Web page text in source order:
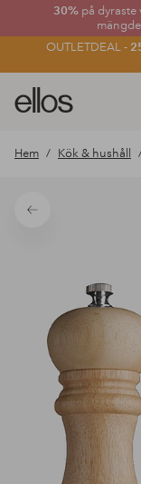
30% på dyraste
OUTLETDEAL -
Ellos
logotyp
gå
förstasidan
Hem Kök & hushåll
Tillbaka